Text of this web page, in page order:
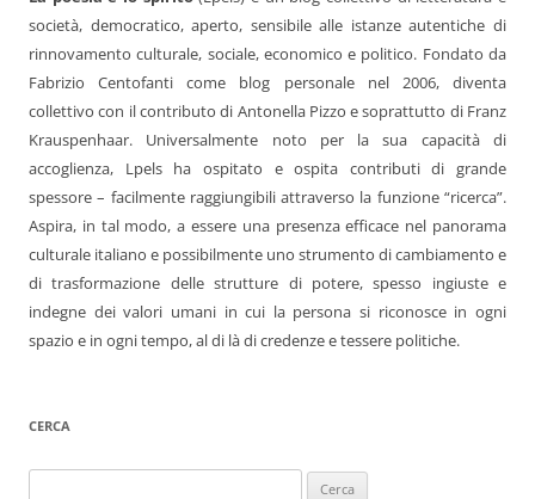
società, democratico, aperto, sensibile alle istanze autentiche di
rinnovamento culturale, sociale, economico e politico. Fondato da
Fabrizio Centofanti come blog personale nel 2006, diventa
collettivo con il contributo di Antonella Pizzo e soprattutto di Franz
Krauspenhaar. Universalmente noto per la sua capacità di
accoglienza, Lpels ha ospitato e ospita contributi di grande
spessore – facilmente raggiungibili attraverso la funzione “ricerca”.
Aspira, in tal modo, a essere una presenza efficace nel panorama
culturale italiano e possibilmente uno strumento di cambiamento e
di trasformazione delle strutture di potere, spesso ingiuste e
indegne dei valori umani in cui la persona si riconosce in ogni
spazio e in ogni tempo, al di là di credenze e tessere politiche.
CERCA